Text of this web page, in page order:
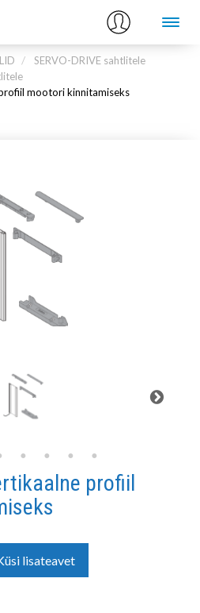
SERVO-DRIVE sahtlitele
mootori kinnitamiseks
profiil
lisateavet